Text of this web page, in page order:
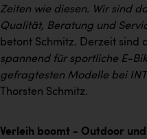
Zeiten wie diesen. Wir sind
Qualität, Beratung und
betont Schmitz. Derzeit
spannend für sportliche E-
gefragtesten Modelle bei
Thorsten Schmitz.
Verleih boomt - Outdoor